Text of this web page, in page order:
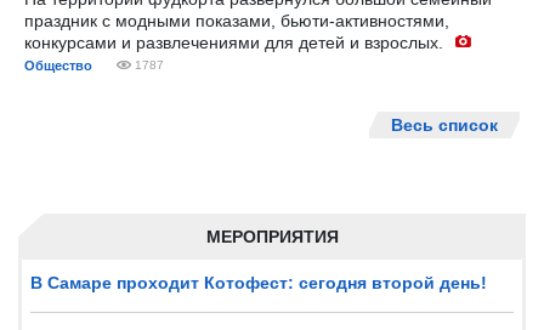
МЕРОПРИЯТИЯ
В Самаре проходит Котофест: сегодня второй день!
праздник с модными показами, бьюти-активностями,
конкурсами и развлечениями для детей и взрослых.
Общество 1787
Весь список